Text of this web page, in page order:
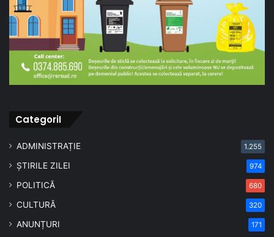
CategoriI
ADMINISTRAȚIE 1.255
ȘTIRILE ZILEI 974
POLITICĂ 680
CULTURĂ 320
ANUNȚURI 171